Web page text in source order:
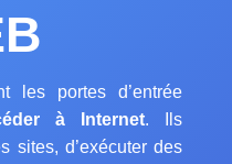
les portes d’entrée
à Internet. Ils
sites, d’exécuter des